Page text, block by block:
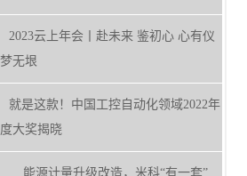
2023云上年会丨赴未来 鉴初心 心有仪
梦无垠
就是这款！中国工控自动化领域2022年
度大奖揭晓
能源计量升级改造，米科“有一套”